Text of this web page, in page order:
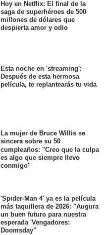
Hoy en Netflix: El final de la
saga de superhéroes de 500
millones de dólares que
despierta amor y odio
Esta noche en 'streaming':
Después de esta hermosa
película, te replantearás tu vida
La mujer de Bruce Willis se
sincera sobre su 50
cumpleaños: "Creo que la culpa
es algo que siempre llevo
conmigo"
'Spider-Man 4' ya es la película
más taquillera de 2026: "Augura
un buen futuro para nuestra
esperada 'Vengadores:
Doomsday"